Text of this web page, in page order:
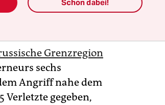
Grenzregion
sechs
Angriff nahe dem
Verletzte gegeben,
Schon dabei!